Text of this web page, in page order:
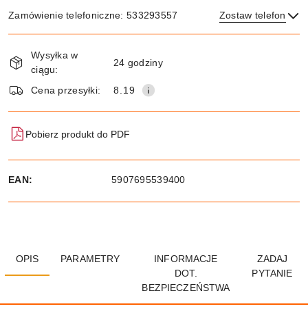
Zamówienie telefoniczne: 533293557 Zostaw telefon
i
dostawa
Wysyłka w
ciągu:
24 godziny
Cena przesyłki: 8.19
Pobierz produkt do PDF
EAN: 5907695539400
OPIS PARAMETRY
INFORMACJE
DOT.
BEZPIECZEŃSTWA
ZADAJ
PYTANIE